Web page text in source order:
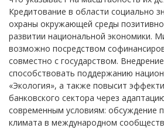
Кредитование в области социально
охраны окружающей среды
развитии национальной экономики.
возможно посредством
совместно с государством.
способствовать поддержанию
«Экология», а также повысит
банковского сектора через
современным условиям: обсуждение
климата в международном